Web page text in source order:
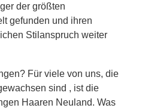
der größten
gefunden und ihren
Stilanspruch weiter
Für viele von uns, die
sind , ist die
Haaren Neuland. Was